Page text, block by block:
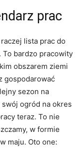
prac
lista prac do
To bardzo pracowity
obszarem ziemi
gospodarować
sezon na
swój ogród na okres
teraz. To nie
w formie
maju. Oto one: